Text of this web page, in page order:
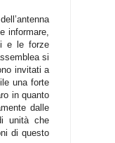
informare,
e le forze
si
invitati a
una forte
in quanto
dalle
unità che
di questo